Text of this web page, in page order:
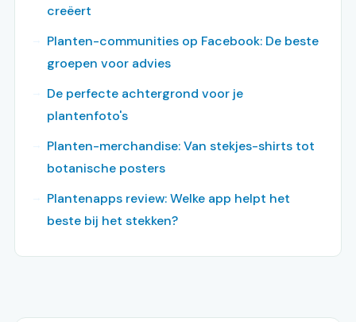
creëert
Planten-communities op Facebook: De beste
groepen voor advies
De perfecte achtergrond voor je
plantenfoto's
Planten-merchandise: Van stekjes-shirts tot
botanische posters
Plantenapps review: Welke app helpt het
beste bij het stekken?